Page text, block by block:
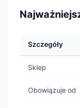
Szczegóły
Sklep
Obowiązuje od